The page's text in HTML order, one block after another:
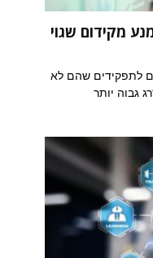
מקידום שגוי
לתפקידים שהם לא
גבוה יותר